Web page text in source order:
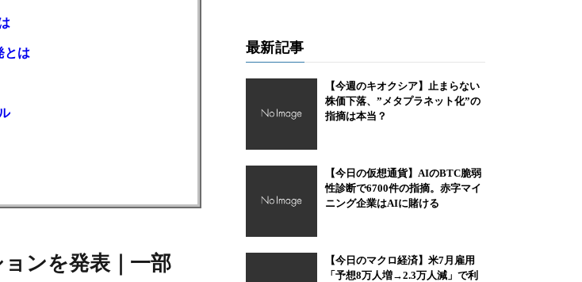
とは
ンを発表｜一部
最新記事
【今週のキオクシア】止まらない
株価下落、”メタプラネット化”の
指摘は本当？
【今日の仮想通貨】AIのBTC脆弱
性診断で6700件の指摘。赤字マイ
ニング企業はAIに賭ける
【今日のマクロ経済】米7月雇用
「予想8万人増→2.3万人減」で利